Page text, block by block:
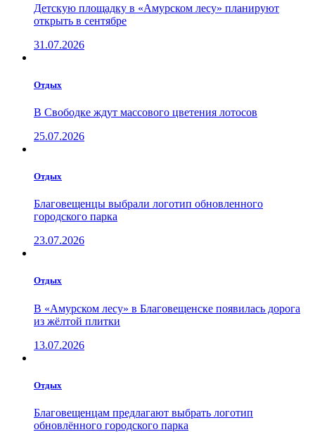
Детскую площадку в «Амурском лесу» планируют
открыть в сентябре
31.07.2026
Отдых
В Свободке ждут массового цветения лотосов
25.07.2026
Отдых
Благовещенцы выбрали логотип обновленного
городского парка
23.07.2026
Отдых
В «Амурском лесу» в Благовещенске появилась дорога
из жёлтой плитки
13.07.2026
Отдых
Благовещенцам предлагают выбрать логотип
обновлённого городского парка